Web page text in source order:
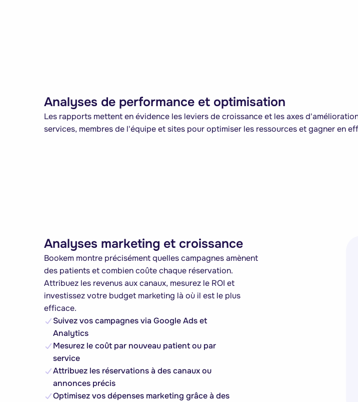
Analyses de performance et optimisation
Les rapports mettent en évidence les leviers de croissance et les axes
services, membres de l'équipe et sites pour optimiser les ressources et gagner en
Analyses marketing et croissance
Bookem montre précisément quelles campagnes amènent
des patients et combien coûte chaque réservation.
Attribuez les revenus aux canaux, mesurez le ROI et
investissez votre budget marketing là où il est le plus
efficace.
Suivez vos campagnes via Google Ads et
Analytics
Mesurez le coût par nouveau patient ou par
service
Attribuez les réservations à des canaux ou
annonces précis
Optimisez vos dépenses marketing grâce à des